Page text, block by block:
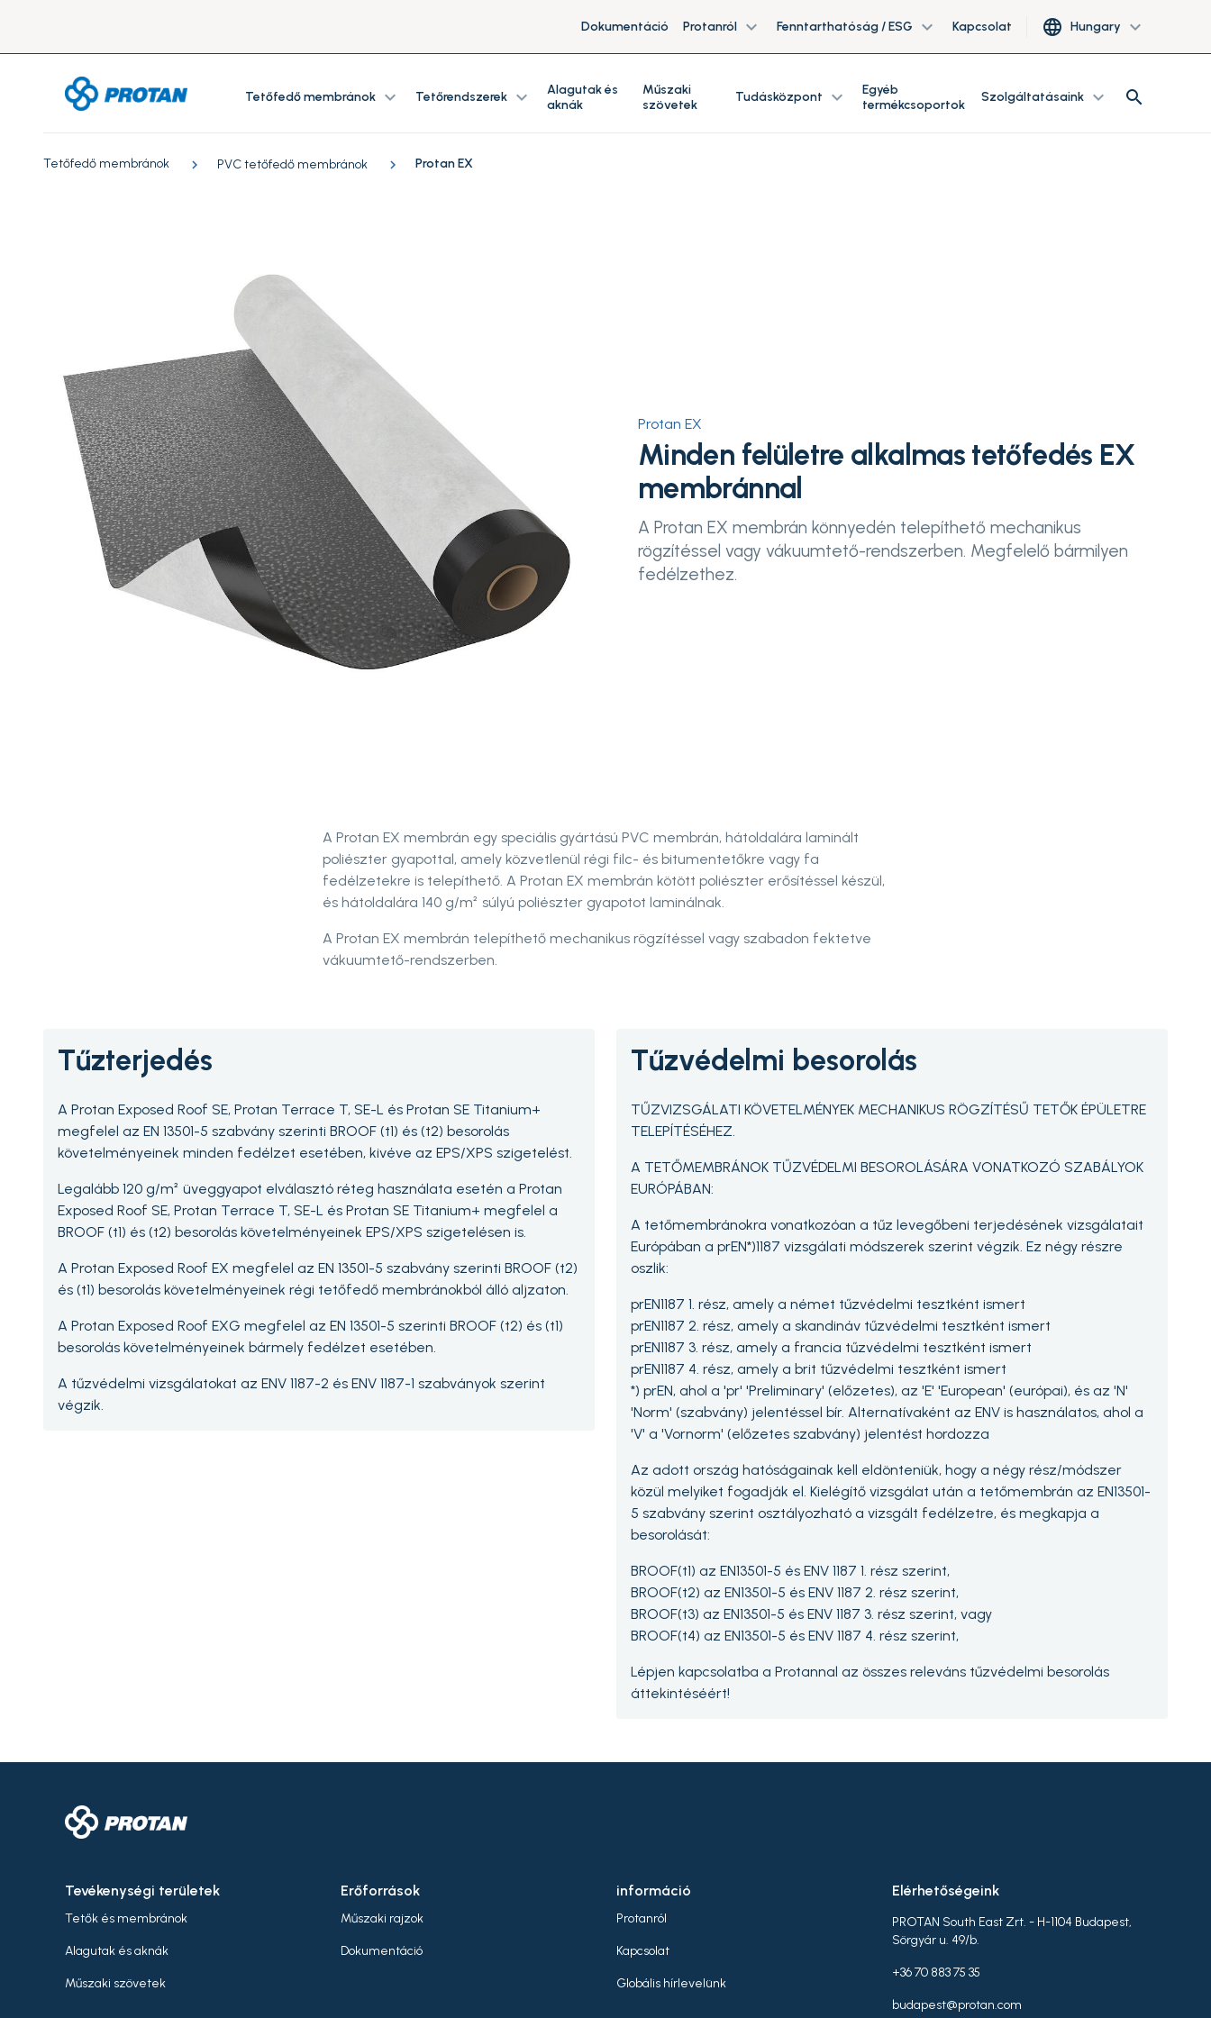
Dokumentáció Protanról expand_more Fenntarthatóság / ESG expand_more Kapcsolat language Hungary expand_more
Tetőfedő membránok expand_more Tetőrendszerek expand_more
Alagutak és
aknák
Műszaki
szövetek
Tudásközpont expand_more
Egyéb
termékcsoportok
Szolgáltatásaink expand_more search
search
Tetőfedő membránok PVC tetőfedő membránok Protan EX
Protan EX
Minden felületre alkalmas tetőfedés EX
membránnal
A Protan EX membrán könnyedén telepíthető mechanikus
rögzítéssel vagy vákuumtető-rendszerben. Megfelelő bármilyen
fedélzethez.
A Protan EX membrán egy speciális gyártású PVC membrán, hátoldalára laminált
poliészter gyapottal, amely közvetlenül régi filc- és bitumentetőkre vagy fa
fedélzetekre is telepíthető. A Protan EX membrán kötött poliészter erősítéssel készül,
és hátoldalára 140 g/m² súlyú poliészter gyapotot laminálnak.
A Protan EX membrán telepíthető mechanikus rögzítéssel vagy szabadon fektetve
vákuumtető-rendszerben.
Tűzterjedés
A Protan Exposed Roof SE, Protan Terrace T, SE-L és Protan SE Titanium+
megfelel az EN 13501-5 szabvány szerinti BROOF (t1) és (t2) besorolás
követelményeinek minden fedélzet esetében, kivéve az EPS/XPS szigetelést.
Legalább 120 g/m² üveggyapot elválasztó réteg használata esetén a Protan
Exposed Roof SE, Protan Terrace T, SE-L és Protan SE Titanium+ megfelel a
BROOF (t1) és (t2) besorolás követelményeinek EPS/XPS szigetelésen is.
A Protan Exposed Roof EX megfelel az EN 13501-5 szabvány szerinti BROOF (t2)
és (t1) besorolás követelményeinek régi tetőfedő membránokból álló aljzaton.
A Protan Exposed Roof EXG megfelel az EN 13501-5 szerinti BROOF (t2) és (t1)
besorolás követelményeinek bármely fedélzet esetében.
A tűzvédelmi vizsgálatokat az ENV 1187-2 és ENV 1187-1 szabványok szerint
végzik.
Tűzvédelmi besorolás
TŰZVIZSGÁLATI KÖVETELMÉNYEK MECHANIKUS RÖGZÍTÉSŰ TETŐK ÉPÜLETRE
TELEPÍTÉSÉHEZ.
A TETŐMEMBRÁNOK TŰZVÉDELMI BESOROLÁSÁRA VONATKOZÓ SZABÁLYOK
EURÓPÁBAN:
A tetőmembránokra vonatkozóan a tűz levegőbeni terjedésének vizsgálatait
Európában a prEN*)1187 vizsgálati módszerek szerint végzik. Ez négy részre
oszlik:
prEN1187 1. rész, amely a német tűzvédelmi tesztként ismert
prEN1187 2. rész, amely a skandináv tűzvédelmi tesztként ismert
prEN1187 3. rész, amely a francia tűzvédelmi tesztként ismert
prEN1187 4. rész, amely a brit tűzvédelmi tesztként ismert
*) prEN, ahol a 'pr' 'Preliminary' (előzetes), az 'E' 'European' (európai), és az 'N'
'Norm' (szabvány) jelentéssel bír. Alternatívaként az ENV is használatos, ahol a
'V' a 'Vornorm' (előzetes szabvány) jelentést hordozza
Az adott ország hatóságainak kell eldönteniük, hogy a négy rész/módszer
közül melyiket fogadják el. Kielégítő vizsgálat után a tetőmembrán az EN13501-
5 szabvány szerint osztályozható a vizsgált fedélzetre, és megkapja a
besorolását:
BROOF(t1) az EN13501-5 és ENV 1187 1. rész szerint,
BROOF(t2) az EN13501-5 és ENV 1187 2. rész szerint,
BROOF(t3) az EN13501-5 és ENV 1187 3. rész szerint, vagy
BROOF(t4) az EN13501-5 és ENV 1187 4. rész szerint,
Lépjen kapcsolatba a Protannal az összes releváns tűzvédelmi besorolás
áttekintéséért!
Tevékenységi területek
Tetők és membránok
Alagutak és aknák
Műszaki szövetek
Erőforrások
Műszaki rajzok
Dokumentáció
információ
Protanról
Kapcsolat
Globális hírlevelünk
Elérhetőségeink
PROTAN South East Zrt. - H-1104 Budapest,
Sörgyár u. 49/b.
+36 70 883 75 35
budapest@protan.com